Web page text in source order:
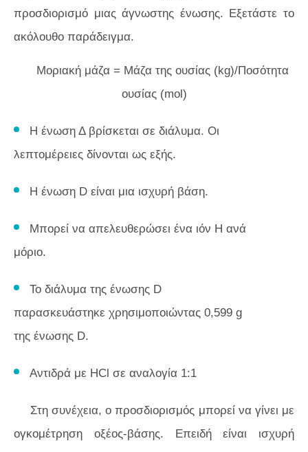
προσδιορισμό μιας άγνωστης ένωσης. Εξετάστε το
ακόλουθο παράδειγμα.
Μοριακή μάζα = Μάζα της ουσίας (kg)/Ποσότητα
ουσίας (mol)
Η ένωση Δ βρίσκεται σε διάλυμα. Οι
λεπτομέρειες δίνονται ως εξής.
Η ένωση D είναι μια ισχυρή βάση.
Μπορεί να απελευθερώσει ένα ιόν Η ανά
μόριο.
Το διάλυμα της ένωσης D
παρασκευάστηκε χρησιμοποιώντας 0,599 g
της ένωσης D.
Αντιδρά με HCl σε αναλογία 1:1
Στη συνέχεια, ο προσδιορισμός μπορεί να γίνει με
ογκομέτρηση οξέος-βάσης. Επειδή είναι ισχυρή